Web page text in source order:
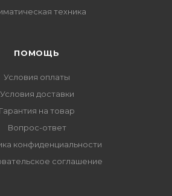
техника
ПОМОЩЬ
Условия оплаты
Условия доставки
Гарантия на товар
Вопрос-ответ
конфиденциальности
соглашение